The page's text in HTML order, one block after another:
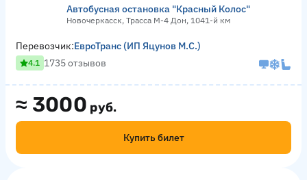
Автобусная остановка "Красный Колос"
Новочеркасск, Трасса М-4 Дон, 1041-й км
≈ 3000 руб.
Купить билет
Перевозчик:ЕвроТранс (ИП Яцунов М.С.)
4.1 1735 отзывов